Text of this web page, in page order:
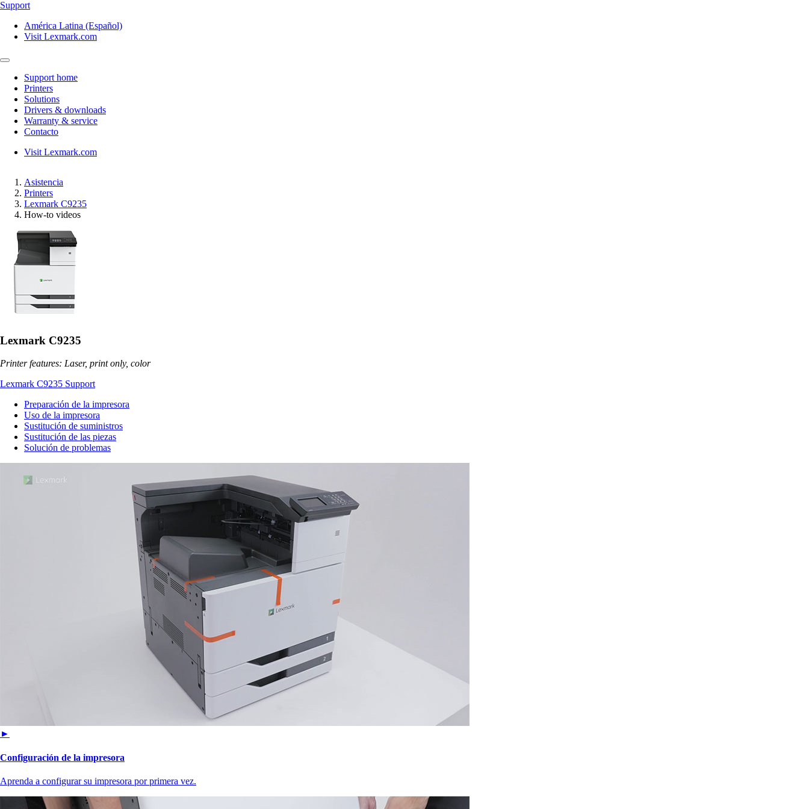
Support
América Latina (Español)
Visit Lexmark.com
Support home
Printers
Solutions
Drivers & downloads
Warranty & service
Contacto
Visit Lexmark.com
Asistencia
Printers
Lexmark C9235
How-to videos
Lexmark C9235
Printer features: Laser, print only, color
Lexmark C9235 Support
Preparación de la impresora
Uso de la impresora
Sustitución de suministros
Sustitución de las piezas
Solución de problemas
►
Configuración de la impresora
Aprenda a configurar su impresora por primera vez.